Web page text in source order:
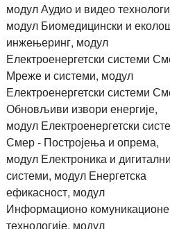
модул Аудио и видео
модул Биомедицински и
инжењеринг, модул
Електроенергетски системи
Мреже и системи, модул
Електроенергетски системи
Обновљиви извори енергије,
модул Електроенергетски
Смер - Постројења и опрема,
модул Електроника и
системи, модул Енергетска
ефикасност, модул
Информационо комуникационе
технологије, модул